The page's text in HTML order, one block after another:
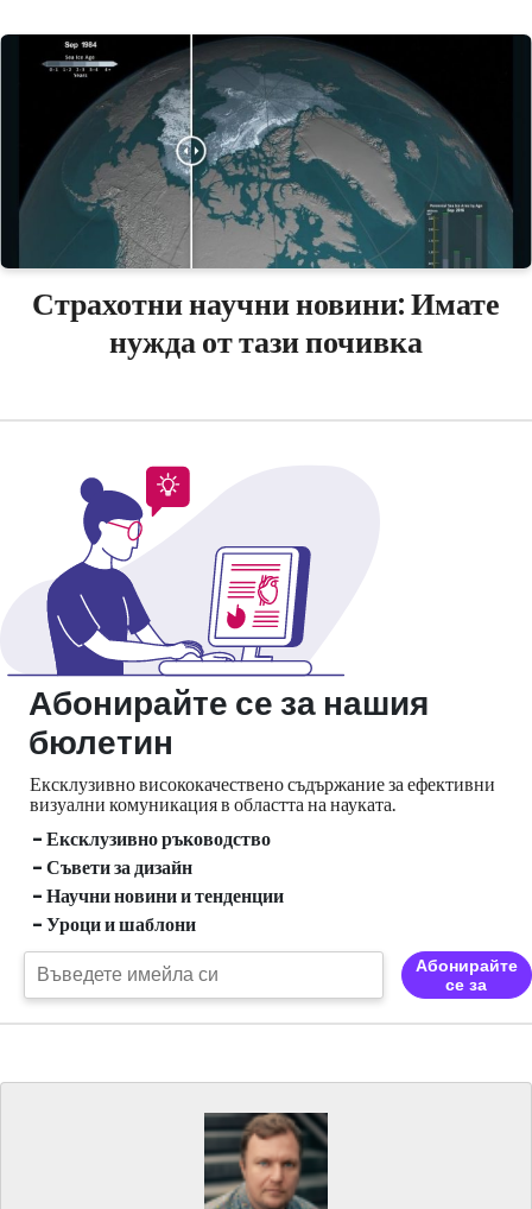
Страхотни научни новини: Имате
нужда от тази почивка
Абонирайте се за нашия
бюлетин
Ексклузивно висококачествено съдържание за ефективни
визуални комуникация в областта на науката.
- Ексклузивно ръководство
- Съвети за дизайн
- Научни новини и тенденции
- Уроци и шаблони
Абонирайте
се за